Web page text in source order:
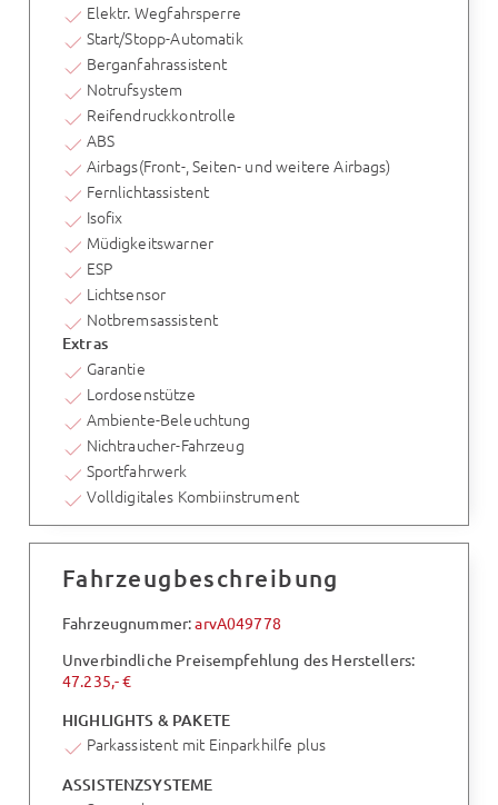
Elektr. Wegfahrsperre
Start/Stopp-Automatik
Berganfahrassistent
Notrufsystem
Reifendruckkontrolle
ABS
Airbags(Front-, Seiten- und weitere Airbags)
Fernlichtassistent
Isofix
Müdigkeitswarner
ESP
Lichtsensor
Notbremsassistent
Extras
Garantie
Lordosenstütze
Ambiente-Beleuchtung
Nichtraucher-Fahrzeug
Sportfahrwerk
Volldigitales Kombiinstrument
Fahrzeugbeschreibung
Fahrzeugnummer:arvA049778
Unverbindliche Preisempfehlung des Herstellers:
47.235,- €
HIGHLIGHTS & PAKETE
Parkassistent mit Einparkhilfe plus
ASSISTENZSYSTEME